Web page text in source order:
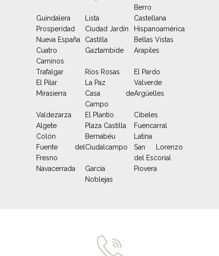
Berro
Guindalera
Lista
Castellana
Prosperidad
Ciudad Jardín
Hispanoamérica
Nueva España
Castilla
Bellas Vistas
Cuatro
Caminos
Gaztambide Arapiles
Trafalgar Ríos Rosas
El Pardo
El Pilar
La Paz
Valverde
Mirasierra
Casa de
Campo
Argüelles
Valdezarza El Plantío
Cibeles
Algete
Plaza Castilla
Fuencarral
Colón
Bernabéu
Latina
Fuente del
Fresno
Ciudalcampo
San Lorenzo
del Escorial
Navacerrada
García
Noblejas
Piovera